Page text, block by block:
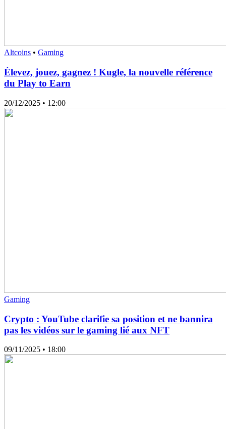
Altcoins • Gaming
Élevez, jouez, gagnez ! Kugle, la nouvelle référence
du Play to Earn
20/12/2025 • 12:00
Gaming
Crypto : YouTube clarifie sa position et ne bannira
pas les vidéos sur le gaming lié aux NFT
09/11/2025 • 18:00